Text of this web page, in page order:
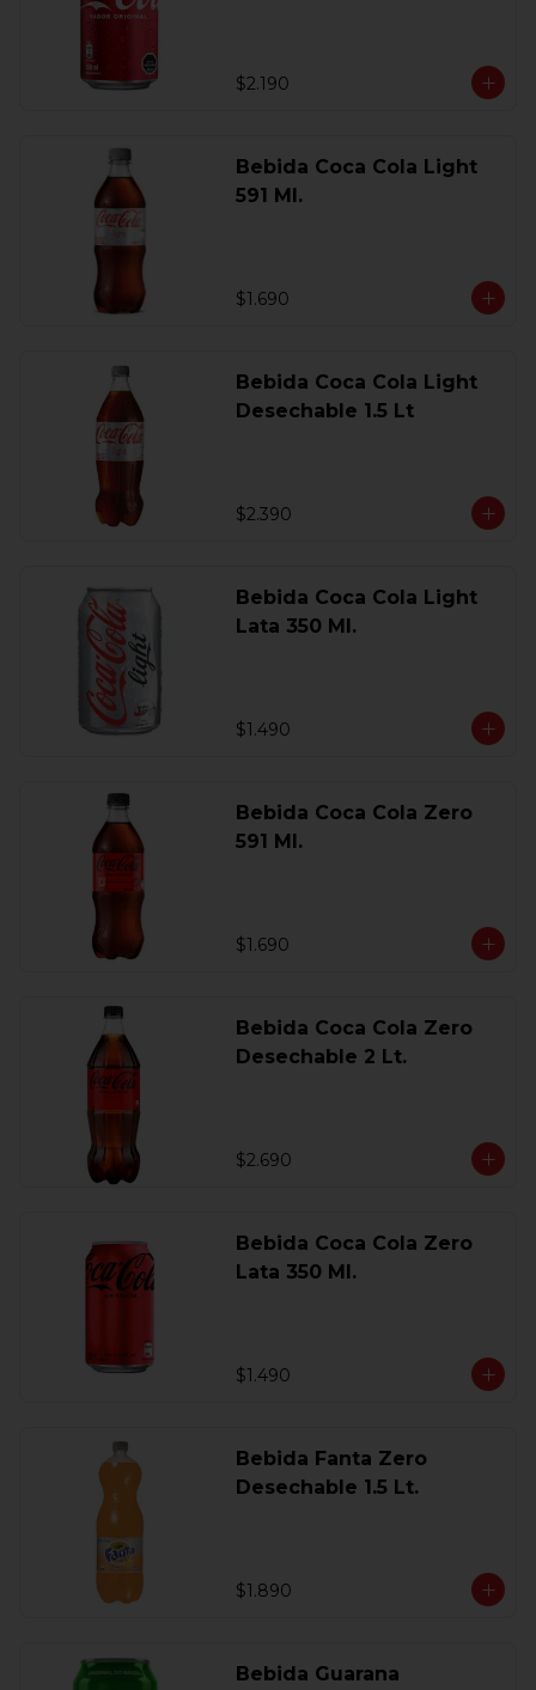
$2.190
Bebida Coca Cola Light
591 Ml.
$1.690
Bebida Coca Cola Light
Desechable 1.5 Lt
$2.390
Bebida Coca Cola Light
Lata 350 Ml.
$1.490
Bebida Coca Cola Zero
591 Ml.
$1.690
Bebida Coca Cola Zero
Desechable 2 Lt.
$2.690
Bebida Coca Cola Zero
Lata 350 Ml.
$1.490
Bebida Fanta Zero
Desechable 1.5 Lt.
$1.890
Bebida Guarana